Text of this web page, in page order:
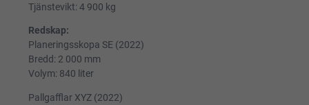
Tjänstevikt: 4 900 kg
Redskap:
Planeringsskopa SE (2022)
Bredd: 2 000 mm
Volym: 840 liter
Pallgafflar XYZ (2022)